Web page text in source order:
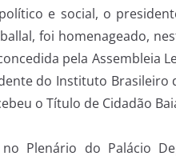
e social, o
foi homenageado,
pela Assembleia
do Instituto Brasileiro
o Título de Cidadão
Plenário do Palácio